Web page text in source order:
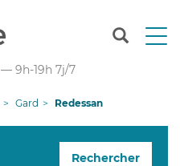
T
n
— 9h-19h 7j/7
Gard Redessan
Rechercher